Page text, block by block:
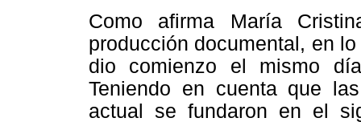
Como afirma María
producción documental, en
dio comienzo el mismo
Teniendo en cuenta que
actual se fundaron en el